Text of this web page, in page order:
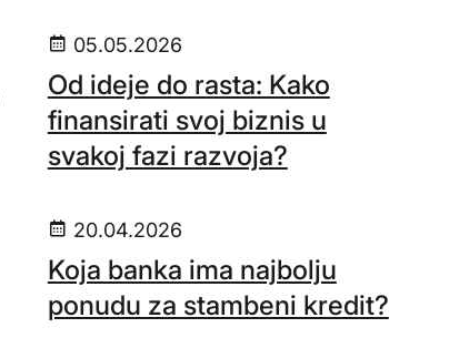
05.05.2026
Od ideje do rasta: Kako
finansirati svoj biznis u
svakoj fazi razvoja?
20.04.2026
Koja banka ima najbolju
ponudu za stambeni kredit?